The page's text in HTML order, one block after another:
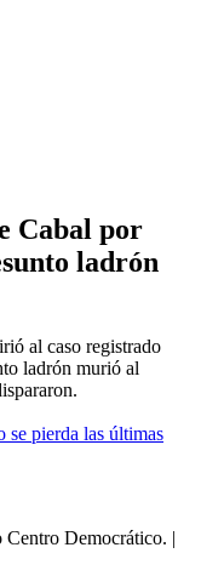
Cabal por
ladrón
al caso registrado
ladrón murió al
pierda las últimas
Centro Democrático. |